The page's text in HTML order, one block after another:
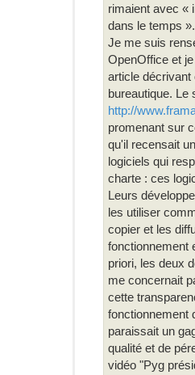
rimaient avec «
dans le temps ».
Je me suis
OpenOffice et
article décrivant
bureautique. Le
http://
promenant sur
qu'il recensait
logiciels qui
charte : ces
Leurs
les utiliser
copier et les
fonctionnement
priori, les deux
me concernait
cette
fonctionnement
paraissait un
qualité et de
vidéo "Pyg